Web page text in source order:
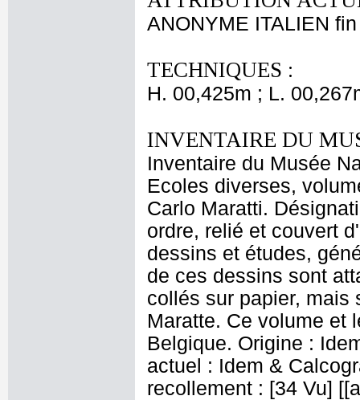
ANONYME ITALIEN
TECHNIQUES :
H. 00,425m ; L.
INVENTAIRE DU
Inventaire du Musée
Ecoles diverses,
Carlo Maratti.
ordre, relié et couvert
dessins et études,
de ces dessins sont
collés sur papier, mais
Maratte. Ce volume et
Belgique. Origine :
actuel : Idem &
recollement : [34 Vu]